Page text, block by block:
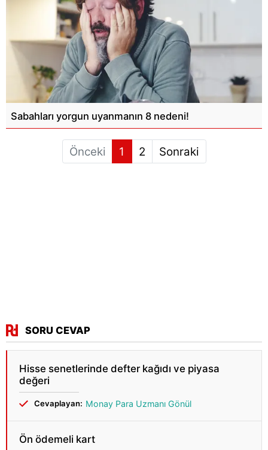
Sabahları yorgun uyanmanın 8 nedeni!
Önceki 1 2 Sonraki
SORU CEVAP
Hisse senetlerinde defter kağıdı ve piyasa
değeri
Cevaplayan: Monay Para Uzmanı Gönül
Ön ödemeli kart